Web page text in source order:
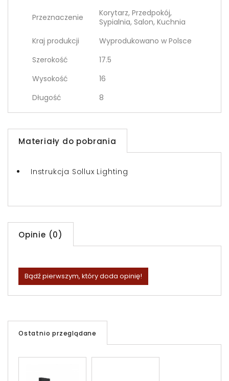
Przeznaczenie
Korytarz, Przedpokój,
Sypialnia, Salon, Kuchnia
Kraj produkcji
Wyprodukowano w Polsce
Szerokość
17.5
Wysokość
16
Długość
8
Materiały do pobrania
Instrukcja Sollux Lighting
Opinie (0)
Bądź pierwszym, który doda opinię!
Ostatnio przeglądane